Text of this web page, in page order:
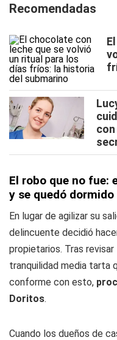
Recomendadas
El robo que no fue:
y se quedó dormido
En lugar de agilizar su
delincuente decidió
propietarios. Tras
tranquilidad media tarta
conforme con esto,
Doritos.
Cuando los dueños de